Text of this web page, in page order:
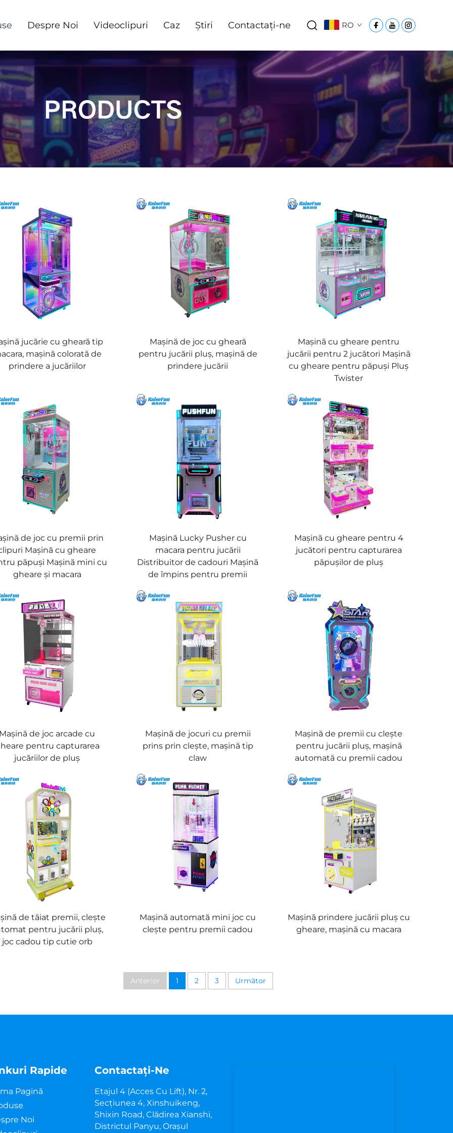
Despre Noi Videoclipuri Caz Știri Contactați-ne RO
jucărie cu gheară tip
mașină colorată de
prindere a jucăriilor
Mașină de joc cu gheară
pentru jucării pluș, mașină de
prindere jucării
Mașină cu gheare pentru
jucării pentru 2 jucători Mașină
cu gheare pentru păpuși Pluș
Twister
de joc cu premii prin
Mașină cu gheare
păpuși Mașină mini cu
gheare și macara
Mașină Lucky Pusher cu
macara pentru jucării
Distribuitor de cadouri Mașină
de împins pentru premii
Mașină cu gheare pentru 4
jucători pentru capturarea
păpușilor de pluș
de joc arcade cu
pentru capturarea
jucăriilor de pluș
Mașină de jocuri cu premii
prins prin clește, mașină tip
claw
Mașină de premii cu clește
pentru jucării pluș, mașină
automată cu premii cadou
de tăiat premii, clește
pentru jucării pluș,
joc cadou tip cutie orb
Mașină automată mini joc cu
clește pentru premii cadou
Mașină prindere jucării pluș cu
gheare, mașină cu macara
Anterior 1 2 3 Următor
Rapide
Pagină
Noi
Contactați-Ne
Etajul 4 (acces Cu Lift), Nr. 2,
Secțiunea 4, Xinshuikeng,
Shixin Road, Clădirea Xianshi,
Districtul Panyu, Orașul